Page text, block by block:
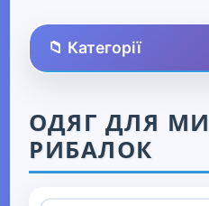
📁 Категорії
▶ Спорт та захоплення
ОДЯГ ДЛЯ
РИБАЛОК